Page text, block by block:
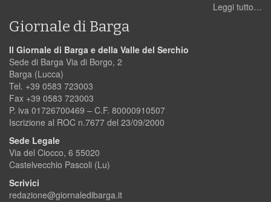
Leggi tutto…
Giornale di Barga
Il Giornale di Barga e della Valle del Serchio
Sede di Barga Via di Borgo, 2
Barga (Lucca)
Tel. +39 0583 723003
Fax +39 0583 723003
P. iva 01726700469 – C.F. 80000910507
Iscrizione al ROC n.7677 del 23/09/2000
Sede Legale
Via del Ciocco, 6 55020
Castelvecchio Pascoli (Lu)
Scrivici
redazione@giornaledibarga.it